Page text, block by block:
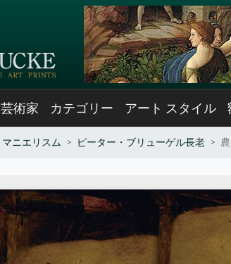
芸術家 カテゴリー アート スタイル
マニエリスム ピーター・ブリューゲル長老